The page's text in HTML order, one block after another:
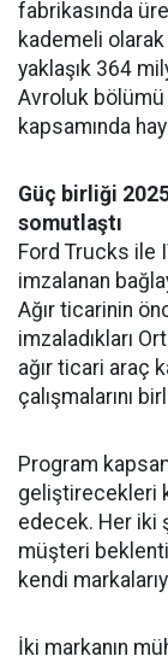
fabrikasında
kademeli olarak
yaklaşık 364
Avroluk
kapsamında
Güç birliği
somutlaştı
Ford Trucks ile
imzalanan
Ağır ticarinin
imzaladıkları
ağır ticari araç
çalışmalarını
Program
geliştirecekleri
edecek. Her iki
müşteri
kendi
İki markanın